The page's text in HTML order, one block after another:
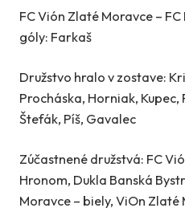
FC Vión Zlaté Moravce –
góly: Farkaš
Družstvo hralo v zostave:
Procháska, Horniak,
Štefák, Píš, Gavalec
Zúčastnené družstvá: FC
Hronom, Dukla Banská
Moravce – biely, ViOn Zlaté